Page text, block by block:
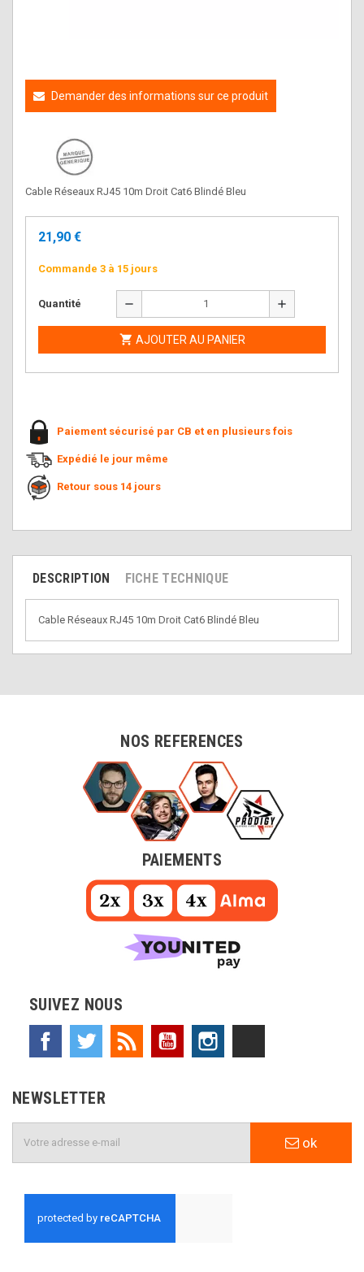
Demander des informations sur ce produit
Cable Réseaux RJ45 10m Droit Cat6 Blindé Bleu
21,90 €
Commande 3 à 15 jours
Quantité remove add
 AJOUTER AU PANIER
Paiement sécurisé par CB et en plusieurs fois
Expédié le jour même
Retour sous 14 jours
DESCRIPTION FICHE TECHNIQUE
Cable Réseaux RJ45 10m Droit Cat6 Blindé Bleu
NOS REFERENCES
PAIEMENTS
SUIVEZ NOUS
Facebook Twitter Rss YouTube
NEWSLETTER
ok